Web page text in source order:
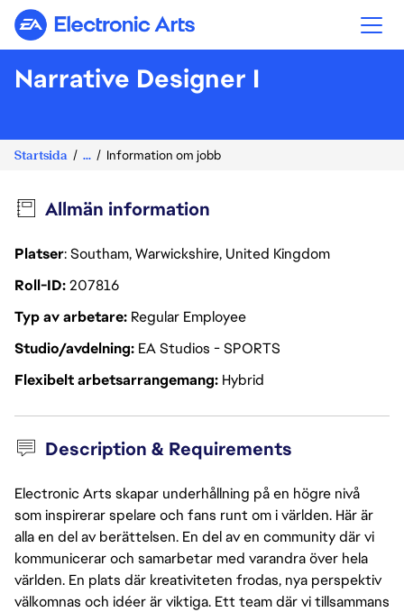
Electronic Arts
Narrative Designer I
Startsida ... Information om jobb
Allmän information
Platser: Southam, Warwickshire, United Kingdom
Roll-ID207816
Typ av arbetare Regular Employee
Studio/avdelning EA Studios - SPORTS
Flexibelt arbetsarrangemang Hybrid
Description & Requirements
Electronic Arts skapar underhållning på en högre nivå
som inspirerar spelare och fans runt om i världen. Här är
alla en del av berättelsen. En del av en community där vi
kommunicerar och samarbetar med varandra över hela
världen. En plats där kreativiteten frodas, nya perspektiv
välkomnas och idéer är viktiga. Ett team där vi tillsammans